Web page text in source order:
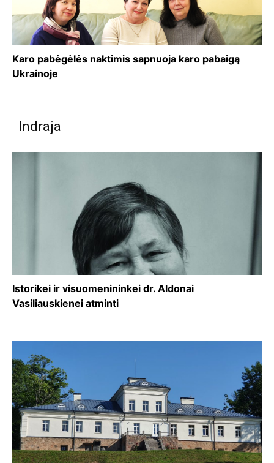
Karo pabėgėlės naktimis sapnuoja karo pabaigą
Ukrainoje
Indraja
Istorikei ir visuomenininkei dr. Aldonai
Vasiliauskienei atminti